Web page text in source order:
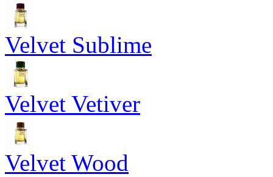
Velvet Sublime
Velvet Vetiver
Velvet Wood